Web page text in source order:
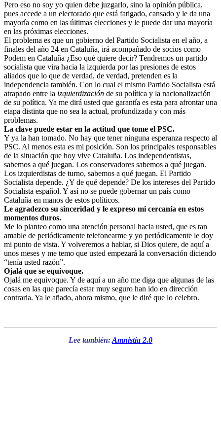
Pero eso no soy yo quien debe juzgarlo, sino la opinión pública,
pues accede a un electorado que está fatigado, cansado y le da una
mayoría como en las últimas elecciones y le puede dar una mayoría
en las próximas elecciones.
El problema es que un gobierno del Partido Socialista en el año, a
finales del año 24 en Cataluña, irá acompañado de socios como
Podem en Cataluña ¿Eso qué quiere decir? Tendremos un partido
socialista que vira hacia la izquierda por las presiones de estos
aliados que lo que de verdad, de verdad, pretenden es la
independencia también. Con lo cual el mismo Partido Socialista está
atrapado entre la izquierdización de su política y la nacionalización
de su política. Ya me dirá usted que garantía es esta para afrontar una
etapa distinta que no sea la actual, profundizada y con más
problemas.
La clave puede estar en la actitud que tome el PSC.
Y ya la han tomado. No hay que tener ninguna esperanza respecto al
PSC. Al menos esta es mi posición. Son los principales responsables
de la situación que hoy vive Cataluña. Los independentistas,
sabemos a qué juegan. Los conservadores sabemos a qué juegan.
Los izquierdistas de turno, sabemos a qué juegan. El Partido
Socialista depende. ¿Y de qué depende? De los intereses del Partido
Socialista español. Y así no se puede gobernar un país como
Cataluña en manos de estos políticos.
Le agradezco su sinceridad y le expreso mi cercanía en estos
momentos duros.
Me lo planteo como una atención personal hacia usted, que es tan
amable de periódicamente telefonearme y yo periódicamente le doy
mi punto de vista. Y volveremos a hablar, si Dios quiere, de aquí a
unos meses y me temo que usted empezará la conversación diciendo
“tenía usted razón”.
Ojalá que se equivoque.
Ojalá me equivoque. Y de aquí a un año me diga que algunas de las
cosas en las que parecía estar muy seguro han ido en dirección
contraria. Ya le añado, ahora mismo, que le diré que lo celebro.
Lee también:Amnistía 2.0